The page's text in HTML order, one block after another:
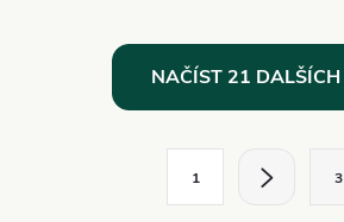
NAČÍST 21 DALŠÍCH
1 3